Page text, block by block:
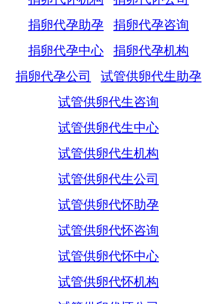
捐卵代孕助孕
捐卵代孕咨询
捐卵代孕中心
捐卵代孕机构
捐卵代孕公司
试管供卵代生助孕
试管供卵代生咨询
试管供卵代生中心
试管供卵代生机构
试管供卵代生公司
试管供卵代怀助孕
试管供卵代怀咨询
试管供卵代怀中心
试管供卵代怀机构